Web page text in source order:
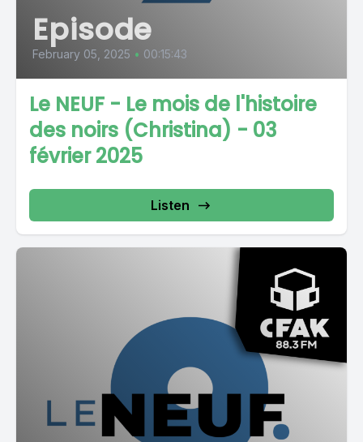
Episode
February 05, 2025 • 00:15:43
Le NEUF - Le mois de l'histoire
des noirs (Christina) - 03
février 2025
Listen